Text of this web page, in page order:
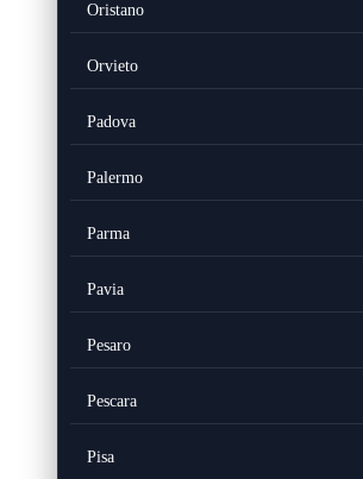
Oristano
Orvieto
Padova
Palermo
Parma
Pavia
Pesaro
Pescara
Pisa